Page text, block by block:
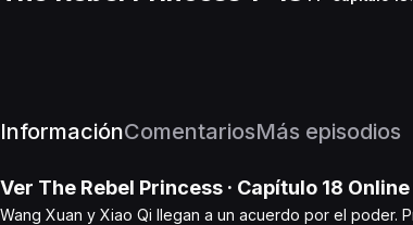
InformaciónComentariosMás episodios
Ver The Rebel Princess · Capítulo 18 Online
Wang Xuan y Xiao Qi llegan a un acuerdo por el poder.